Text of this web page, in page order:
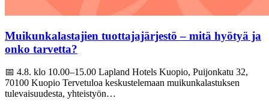
Muikunkalastajien tuottajajärjestö – mitä hyötyä ja
onko tarvetta?
📅 4.8. klo 10.00–15.00 Lapland Hotels Kuopio, Puijonkatu 32,
70100 Kuopio Tervetuloa keskustelemaan muikunkalastuksen
tulevaisuudesta, yhteistyön…